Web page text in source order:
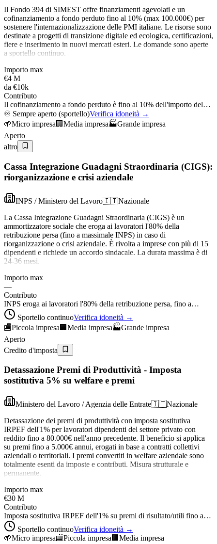
Il Fondo 394 di SIMEST offre finanziamenti agevolati e un
cofinanziamento a fondo perduto fino al 10% (max 100.000€) per
sostenere l'internazionalizzazione delle PMI italiane. Le risorse sono
destinate a progetti di transizione digitale ed ecologica, certificazioni,
fiere e inserimento in nuovi mercati esteri. Le domande sono aperte
a sportello continuo.
Importo max
€4 M
da €10k
Contributo
Il cofinanziamento a fondo perduto è fino al 10% dell'importo del…
♾️ Sempre aperto (sportello)Verifica idoneità →
🌱Micro impresa 🏢 Media impresa🏭Grande impresa
Aperto
altro
Cassa Integrazione Guadagni Straordinaria (CIGS):
riorganizzazione e crisi aziendale
INPS / Ministero del Lavoro🇮🇹Nazionale
La Cassa Integrazione Guadagni Straordinaria (CIGS) è un
ammortizzatore sociale che eroga ai lavoratori l'80% della
retribuzione persa (fino a massimale INPS) in caso di
riorganizzazione o crisi aziendale. È rivolta a imprese con più di 15
dipendenti e richiede un accordo sindacale. La durata massima è di
24-36 mesi.
Importo max
—
Contributo
INPS eroga ai lavoratori l'80% della retribuzione persa, fino a…
Sportello continuoVerifica idoneità →
🏬Piccola impresa 🏢 Media impresa🏭Grande impresa
Aperto
Credito d'imposta
Detassazione Premi di Produttività - Imposta
sostitutiva 5% su welfare e premi
Ministero del Lavoro / Agenzia delle Entrate🇮🇹Nazionale
Detassazione dei premi di produttività con imposta sostitutiva
IRPEF dell'1% per lavoratori dipendenti del settore privato con
reddito fino a 80.000€ nell'anno precedente. Il beneficio si applica
su premi fino a 5.000€ annui, erogati in base a contratti collettivi
aziendali o territoriali. I premi convertiti in welfare aziendale sono
totalmente esenti da imposte e contributi. Misura strutturale e
permanente.
Importo max
€30 M
Contributo
Imposta sostitutiva IRPEF dell'1% su premi di risultato/utili fino a…
Sportello continuoVerifica idoneità →
🌱Micro impresa🏬Piccola impresa 🏢 Media impresa